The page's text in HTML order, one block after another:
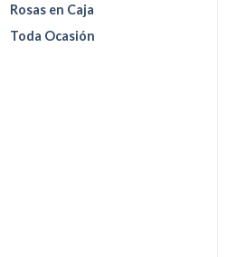
Rosas en Caja
Toda Ocasión